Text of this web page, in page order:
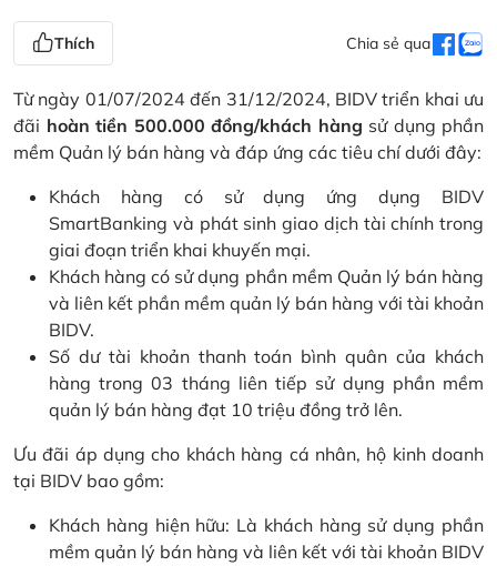
Thích Chia sẻ qua
Từ ngày 01/07/2024 đến 31/12/2024, BIDV triển khai ưu
đãi hoàn tiền 500.000 đồng/khách hàng sử dụng phần
mềm Quản lý bán hàng và đáp ứng các tiêu chí dưới đây:
Khách hàng có sử dụng ứng dụng BIDV
SmartBanking và phát sinh giao dịch tài chính trong
giai đoạn triển khai khuyến mại.
Khách hàng có sử dụng phần mềm Quản lý bán hàng
và liên kết phần mềm quản lý bán hàng với tài khoản
BIDV.
Số dư tài khoản thanh toán bình quân của khách
hàng trong 03 tháng liên tiếp sử dụng phần mềm
quản lý bán hàng đạt 10 triệu đồng trở lên.
Ưu đãi áp dụng cho khách hàng cá nhân, hộ kinh doanh
tại BIDV bao gồm:
Khách hàng hiện hữu: Là khách hàng sử dụng phần
mềm quản lý bán hàng và liên kết với tài khoản BIDV